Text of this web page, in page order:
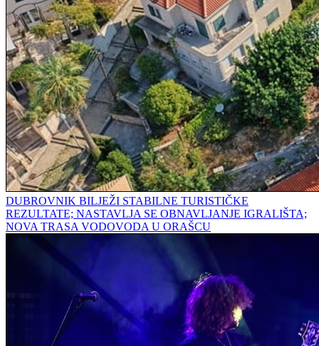
DUBROVNIK BILJEŽI STABILNE TURISTIČKE
REZULTATE; NASTAVLJA SE OBNAVLJANJE IGRALIŠTA;
NOVA TRASA VODOVODA U ORAŠCU